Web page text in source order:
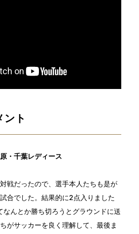
ント
・千葉レディース
戦だったので、選手本人たちも是が
合でした。結果的に2点入りました
なんとか勝ち切ろうとグラウンドに送
がサッカーを良く理解して、最後ま